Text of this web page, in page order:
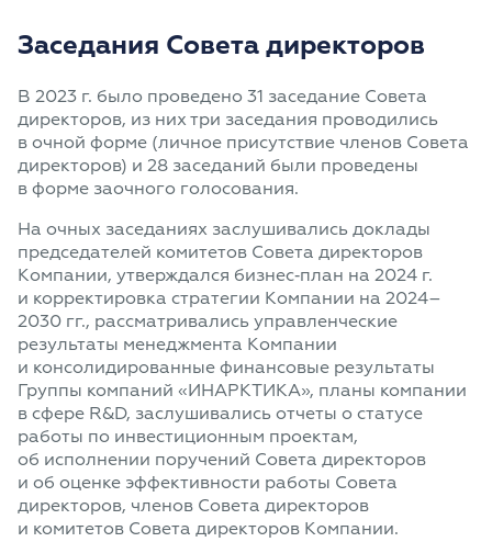
Заседания Совета директоров
В 2023 г. было проведено 31 заседание Совета
директоров, из них три заседания проводились
в очной форме (личное присутствие членов Совета
директоров) и 28 заседаний были проведены
в форме заочного голосования.
На очных заседаниях заслушивались доклады
председателей комитетов Совета директоров
Компании, утверждался бизнес‑план на 2024 г.
и корректировка стратегии Компании на 2024–
2030 гг., рассматривались управленческие
результаты менеджмента Компании
и консолидированные финансовые результаты
Группы компаний «ИНАРКТИКА», планы компании
в сфере R&D, заслушивались отчеты о статусе
работы по инвестиционным проектам,
об исполнении поручений Совета директоров
и об оценке эффективности работы Совета
директоров, членов Совета директоров
и комитетов Совета директоров Компании.